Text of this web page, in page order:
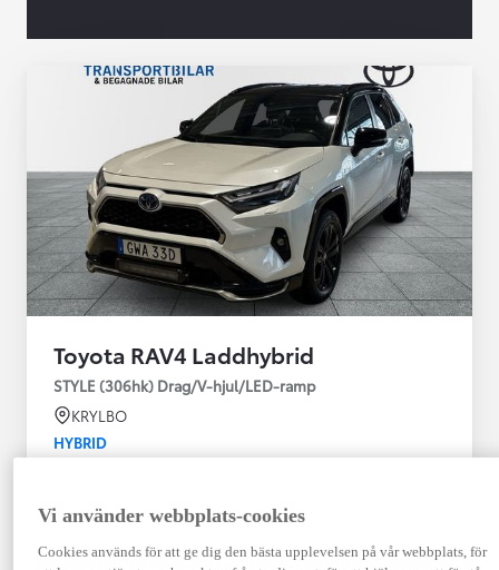
Toyota RAV4 Laddhybrid
STYLE (306hk) Drag/V-hjul/LED-ramp
KRYLBO
HYBRID
09-2023
Hybrid Bensin
Automat
Vi använder webbplats-cookies
Cookies används för att ge dig den bästa upplevelsen på vår webbplats, för